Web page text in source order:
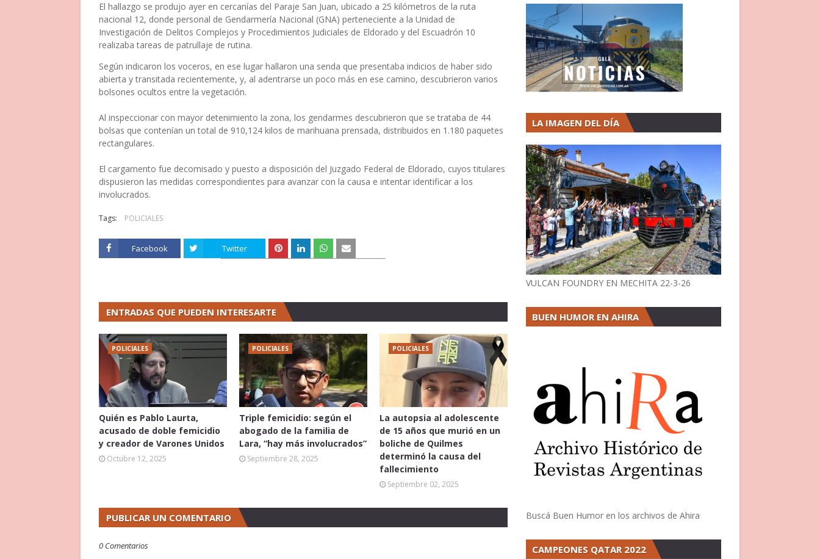
El hallazgo se produjo ayer en cercanías del Paraje San Juan, ubicado a 25 kilómetros de la ruta
nacional 12, donde personal de Gendarmería Nacional (GNA) perteneciente a la Unidad de
Investigación de Delitos Complejos y Procedimientos Judiciales de Eldorado y del Escuadrón 10
realizaba tareas de patrullaje de rutina.
Según indicaron los voceros, en ese lugar hallaron una senda que presentaba indicios de haber sido
abierta y transitada recientemente, y, al adentrarse un poco más en ese camino, descubrieron varios
bolsones ocultos entre la vegetación.
Al inspeccionar con mayor detenimiento la zona, los gendarmes descubrieron que se trataba de 44
bolsas que contenían un total de 910,124 kilos de marihuana prensada, distribuidos en 1.180 paquetes
rectangulares.
El cargamento fue decomisado y puesto a disposición del Juzgado Federal de Eldorado, cuyos titulares
dispusieron las medidas correspondientes para avanzar con la causa e intentar identificar a los
involucrados.
Tags: POLICIALES
Facebook Twitter
ENTRADAS QUE PUEDEN INTERESARTE
POLICIALES
Quién es Pablo Laurta,
acusado de doble femicidio
y creador de Varones Unidos
Octubre 12, 2025
POLICIALES
Triple femicidio: según el
abogado de la familia de
Lara, “hay más involucrados”
Septiembre 28, 2025
POLICIALES
La autopsia al adolescente
de 15 años que murió en un
boliche de Quilmes
determinó la causa del
fallecimiento
Septiembre 02, 2025
PUBLICAR UN COMENTARIO
0 Comentarios
LA IMAGEN DEL DÍA
VULCAN FOUNDRY EN MECHITA 22-3-26
BUEN HUMOR EN AHIRA
Buscá Buen Humor en los archivos de Ahira
CAMPEONES QATAR 2022